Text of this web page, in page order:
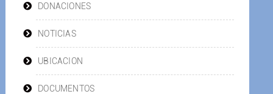
DONACIONES
NOTICIAS
UBICACION
DOCUMENTOS